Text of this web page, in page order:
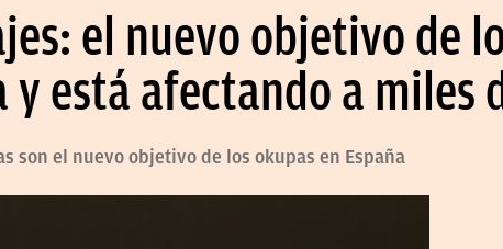
el nuevo objetivo de
y está afectando a miles
son el nuevo objetivo de los okupas en España